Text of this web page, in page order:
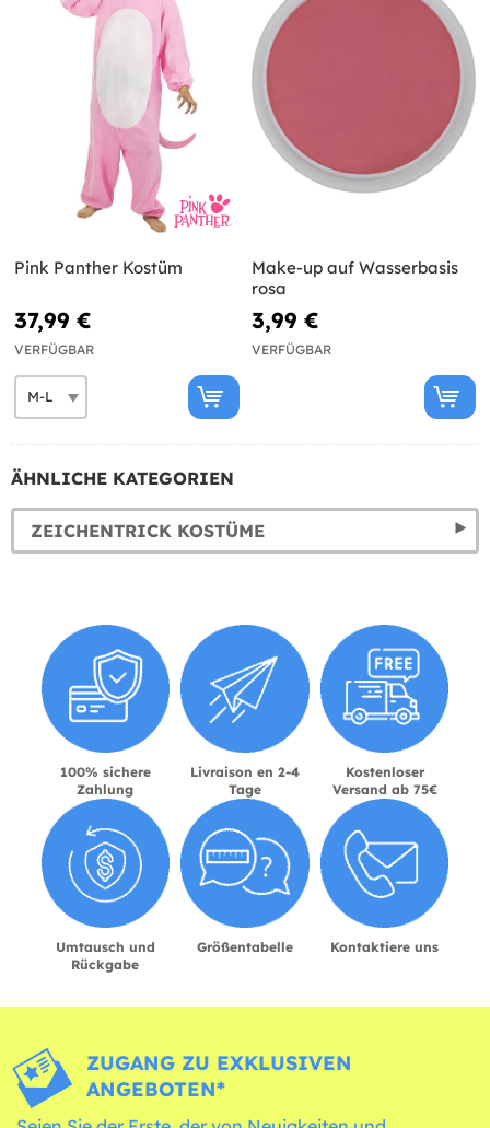
Pink Panther Kostüm
37,99 €
VERFÜGBAR
Make-up auf Wasserbasis
rosa
3,99 €
VERFÜGBAR
ÄHNLICHE KATEGORIEN
ZEICHENTRICK KOSTÜME
100% sichere
Zahlung
Livraison en 2-4
Tage
Kostenloser
Versand ab 75€
Umtausch und
Rückgabe
Größentabelle Kontaktiere uns
ZUGANG ZU EXKLUSIVEN
ANGEBOTEN*